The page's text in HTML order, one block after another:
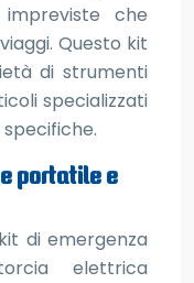
che
Questo kit
di strumenti
specializzati
portatile e
di emergenza
elettrica